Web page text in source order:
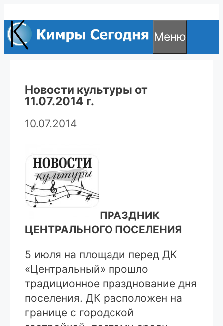
к
содержимому
Меню
Новости культуры от
11.07.2014 г.
10.07.2014
ПРАЗДНИК
ЦЕНТРАЛЬНОГО ПОСЕЛЕНИЯ
5 июля на площади перед ДК
«Центральный» прошло
традиционное празднование дня
поселения. ДК расположен на
границе с городской